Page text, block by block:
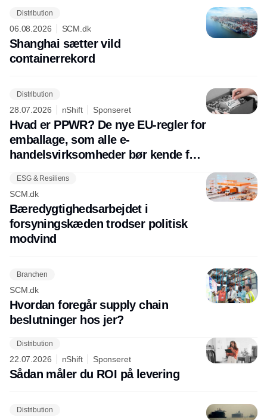
Distribution
06.08.2026 SCM.dk
Shanghai sætter vild
containerrekord
Distribution
28.07.2026 nShift Sponseret
Hvad er PPWR? De nye EU-regler for
emballage, som alle e-
handelsvirksomheder bør kende før
ESG & Resiliens
SCM.dk
Bæredygtighedsarbejdet i
forsyningskæden trodser politisk
modvind
Branchen
SCM.dk
Hvordan foregår supply chain
beslutninger hos jer?
Distribution
22.07.2026 nShift Sponseret
Sådan måler du ROI på levering
Distribution